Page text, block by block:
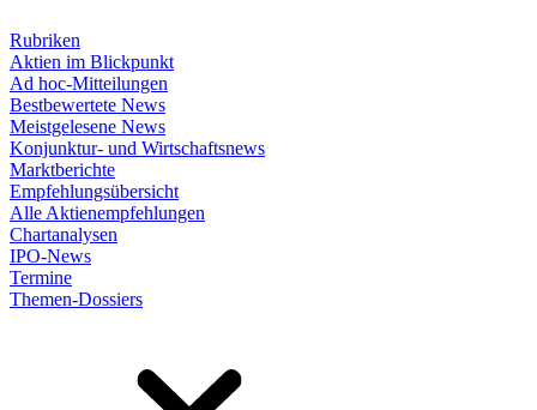
Rubriken
Aktien im Blickpunkt
Ad hoc-Mitteilungen
Bestbewertete News
Meistgelesene News
Konjunktur- und Wirtschaftsnews
Marktberichte
Empfehlungsübersicht
Alle Aktienempfehlungen
Chartanalysen
IPO-News
Termine
Themen-Dossiers